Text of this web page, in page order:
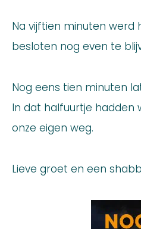
Na vijftien minuten werd
besloten nog even te
Nog eens tien minuten
In dat halfuurtje hadden
onze eigen weg.
Lieve groet en een